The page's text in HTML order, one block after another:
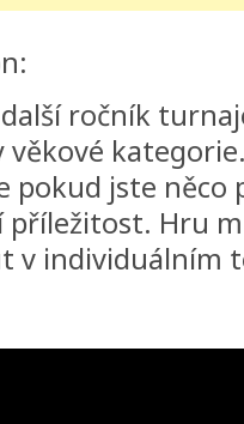
ročník
věkové
pokud jste něco
Hru
v individuálním